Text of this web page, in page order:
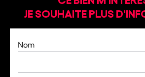
JE SOUHAITE PLUS
Nom